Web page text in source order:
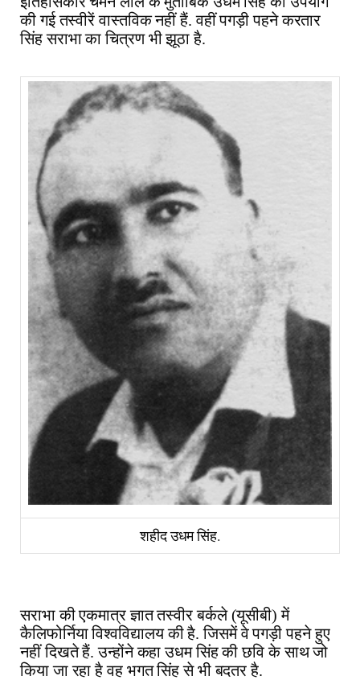
की गई तस्वीरें वास्तविक नहीं हैं. वहीं पगड़ी पहने करतार
सिंह सराभा का चित्रण भी झूठा है.
शहीद उधम सिंह.
सराभा की एकमात्र ज्ञात तस्वीर बर्कले (यूसीबी) में
कैलिफोर्निया विश्वविद्यालय की है. जिसमें वे पगड़ी पहने हुए
नहीं दिखते हैं. उन्होंने कहा उधम सिंह की छवि के साथ जो
किया जा रहा है वह भगत सिंह से भी बदतर है.